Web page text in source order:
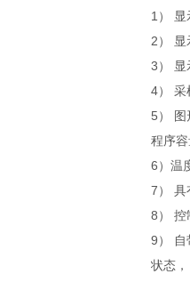
1） 显
2）
3）
4） 采
5） 图
程序
6）温
7） 具
8） 控
9） 自
状态